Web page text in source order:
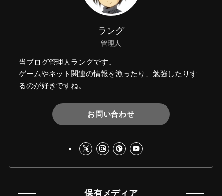
ラング
管理人
当ブログ管理人ラングです。
ゲームやネット関連の情報を漁ったり、勉強したりす
るのが好きですね。
お問い合わせ
保有メディア